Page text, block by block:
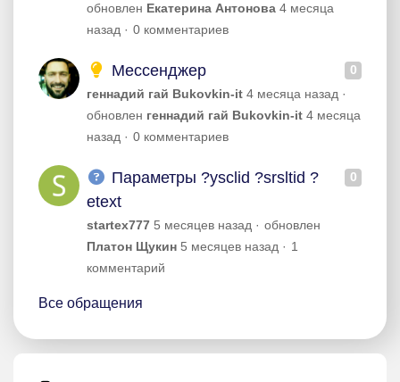
обновлен Екатерина Антонова 4 месяца
назад
0 комментариев
0
Мессенджер
геннадий гай Bukovkin-it 4 месяца назад
обновлен геннадий гай Bukovkin-it 4 месяца
назад
0 комментариев
0
Параметры ?ysclid ?srsltid ?
etext
startex777 5 месяцев назад
обновлен
Платон Щукин 5 месяцев назад
1
комментарий
Все обращения